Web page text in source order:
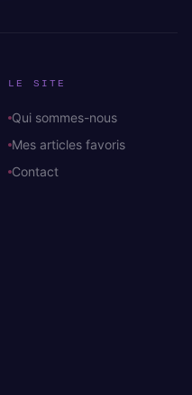
LE SITE
Qui sommes-nous
Mes articles favoris
Contact